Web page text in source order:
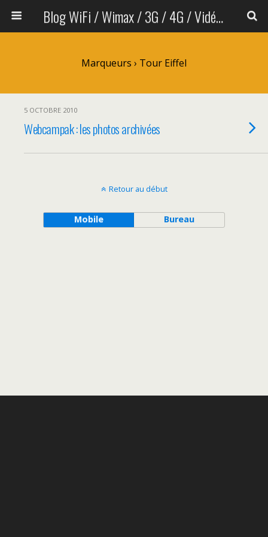
Blog WiFi / Wimax / 3G / 4G / Vidéo sans fil
Marqueurs › Tour Eiffel
5 OCTOBRE 2010
Webcampak : les photos archivées
Retour au début
Mobile Bureau